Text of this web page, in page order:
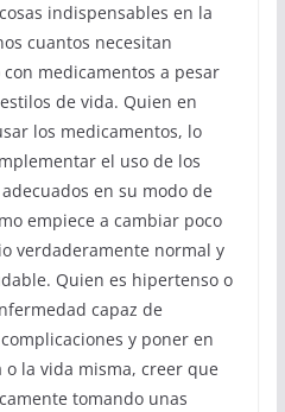
indispensables en la
cuantos necesitan
medicamentos a pesar
de vida. Quien en
los medicamentos, lo
el uso de los
en su modo de
empiece a cambiar poco
verdaderamente normal y
Quien es hipertenso o
capaz de
y poner en
la vida misma, creer que
tomando unas